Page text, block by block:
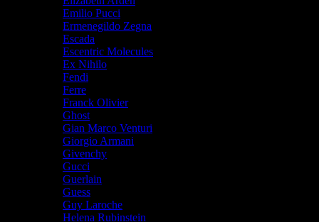
Emilio Pucci
Ermenegildo Zegna
Escada
Escentric Molecules
Ex Nihilo
Fendi
Ferre
Franck Olivier
Ghost
Gian Marco Venturi
Giorgio Armani
Givenchy
Gucci
Guerlain
Guess
Guy Laroche
Helena Rubinstein